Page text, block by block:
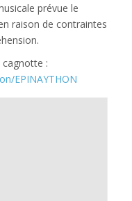
prévue le
raison de contraintes
:
EPINAYTHON